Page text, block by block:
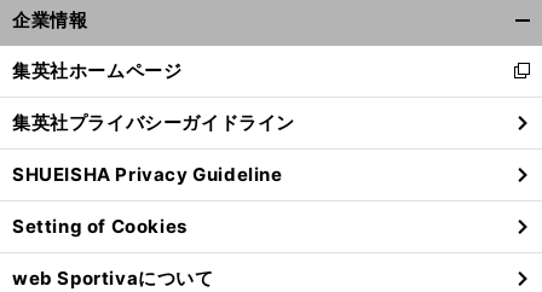
企業情報
閉
る
集英社ホームページ
新
し
い
ウ
ィ
ン
ド
ウ
で
集英社プライバシーガイドライン
SHUEISHA Privacy Guideline
Setting of Cookies
web Sportivaについて